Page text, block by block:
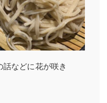
などに花が咲き